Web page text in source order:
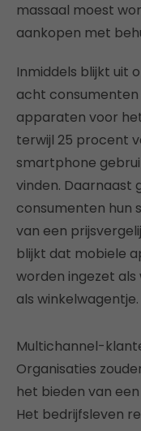
massaal moest
aankopen met
Inmiddels blijkt uit
acht
apparaten voor
terwijl 25 procent
smartphone
vinden. Daarnaast
consumenten hun
van een
blijkt dat mobiele
worden ingezet als
als winkelwagentje.
Multichannel-
Organisaties
het bieden van
Het bedrijfsleven